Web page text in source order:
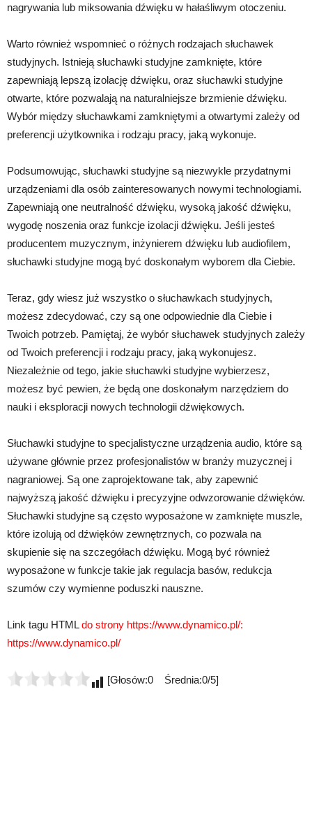
nagrywania lub miksowania dźwięku w hałaśliwym otoczeniu.
Warto również wspomnieć o różnych rodzajach słuchawek
studyjnych. Istnieją słuchawki studyjne zamknięte, które
zapewniają lepszą izolację dźwięku, oraz słuchawki studyjne
otwarte, które pozwalają na naturalniejsze brzmienie dźwięku.
Wybór między słuchawkami zamkniętymi a otwartymi zależy od
preferencji użytkownika i rodzaju pracy, jaką wykonuje.
Podsumowując, słuchawki studyjne są niezwykle przydatnymi
urządzeniami dla osób zainteresowanych nowymi technologiami.
Zapewniają one neutralność dźwięku, wysoką jakość dźwięku,
wygodę noszenia oraz funkcje izolacji dźwięku. Jeśli jesteś
producentem muzycznym, inżynierem dźwięku lub audiofilem,
słuchawki studyjne mogą być doskonałym wyborem dla Ciebie.
Teraz, gdy wiesz już wszystko o słuchawkach studyjnych,
możesz zdecydować, czy są one odpowiednie dla Ciebie i
Twoich potrzeb. Pamiętaj, że wybór słuchawek studyjnych zależy
od Twoich preferencji i rodzaju pracy, jaką wykonujesz.
Niezależnie od tego, jakie słuchawki studyjne wybierzesz,
możesz być pewien, że będą one doskonałym narzędziem do
nauki i eksploracji nowych technologii dźwiękowych.
Słuchawki studyjne to specjalistyczne urządzenia audio, które są
używane głównie przez profesjonalistów w branży muzycznej i
nagraniowej. Są one zaprojektowane tak, aby zapewnić
najwyższą jakość dźwięku i precyzyjne odwzorowanie dźwięków.
Słuchawki studyjne są często wyposażone w zamknięte muszle,
które izolują od dźwięków zewnętrznych, co pozwala na
skupienie się na szczegółach dźwięku. Mogą być również
wyposażone w funkcje takie jak regulacja basów, redukcja
szumów czy wymienne poduszki nauszne.
Link tagu HTMLdo strony https://www.dynamico.pl/:
https://www.dynamico.pl/
[Głosów:0 Średnia:0/5]